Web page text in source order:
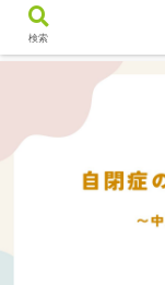
検索